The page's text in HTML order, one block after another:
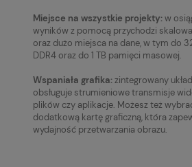
Miejsce na wszystkie projekty:w
wyników z pomocą przychodzi
oraz dużo miejsca na dane, w tym do
DDR4 oraz do 1 TB pamięci masowej.
Wspaniała grafika:zintegrowany
obsługuje strumieniowe transmisje
plików czy aplikacje. Możesz też
dodatkową kartę graficzną, która
wydajność przetwarzania obrazu.